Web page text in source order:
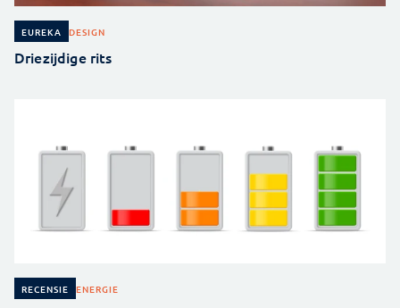
EUREKA DESIGN
Driezijdige rits
RECENSIE ENERGIE